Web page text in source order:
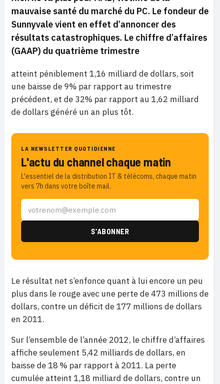
mauvaise santé du marché du PC. Le fondeur de
Sunnyvale vient en effet d’annoncer des
résultats catastrophiques. Le chiffre d’affaires
(GAAP) du quatrième trimestre
atteint péniblement 1,16 milliard de dollars, soit
une baisse de 9% par rapport au trimestre
précédent, et de 32% par rapport au 1,62 milliard
de dollars généré un an plus tôt.
LA NEWSLETTER QUOTIDIENNE
L'actu du channel chaque matin
L'essentiel de la distribution IT & télécoms, chaque matin
vers 7h dans votre boîte mail.
Le résultat net s’enfonce quant à lui encore un peu
plus dans le rouge avec une perte de 473 millions de
dollars, contre un déficit de 177 millions de dollars
en 2011.
Sur l’ensemble de l’année 2012, le chiffre d’affaires
affiche seulement 5,42 milliards de dollars, en
baisse de 18 % par rapport à 2011. La perte
cumulée atteint 1,18 milliard de dollars, contre un